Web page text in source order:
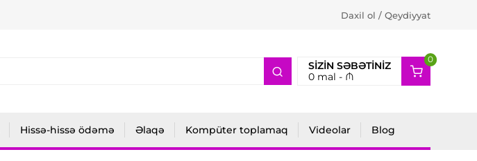
Daxil ol / Qeydiyyat
SIZIN SƏBƏTINIZ
0mal - ₼
0
2
Hissə-hissə ödəmə Əlaqə Kompüter toplamaq Videolar Blog